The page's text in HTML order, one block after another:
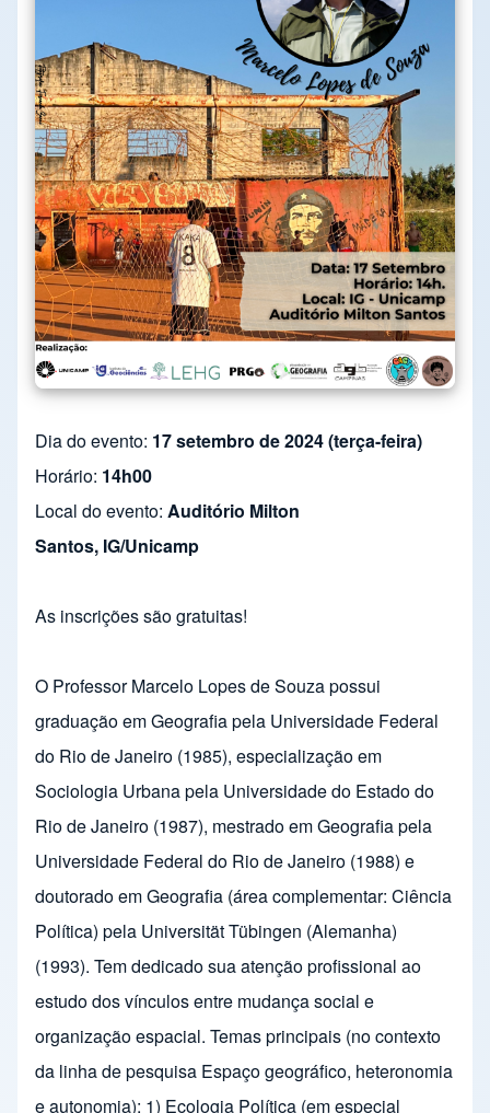
Dia do evento: 17 setembro de 2024 (terça-feira)
Horário: 14h00
Local do evento: Auditório Milton
Santos, IG/Unicamp
As inscrições são gratuitas!
O Professor Marcelo Lopes de Souza possui
graduação em Geografia pela Universidade Federal
do Rio de Janeiro (1985), especialização em
Sociologia Urbana pela Universidade do Estado do
Rio de Janeiro (1987), mestrado em Geografia pela
Universidade Federal do Rio de Janeiro (1988) e
doutorado em Geografia (área complementar: Ciência
Política) pela Universität Tübingen (Alemanha)
(1993). Tem dedicado sua atenção profissional ao
estudo dos vínculos entre mudança social e
organização espacial. Temas principais (no contexto
da linha de pesquisa Espaço geográfico, heteronomia
e autonomia): 1) Ecologia Política (em especial